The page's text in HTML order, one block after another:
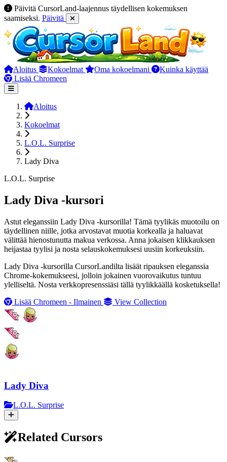
Päivitä CursorLand-laajennus täydellisen kokemuksen
saamiseksi. Päivitä
Aloitus Kokoelmat Oma kokoelmani
Kuinka käyttää
Lisää Chromeen
Aloitus
Kokoelmat
L.O.L. Surprise
Lady Diva
L.O.L. Surprise
Lady Diva -kursori
Astut eleganssiin Lady Diva -kursorilla! Tämä tyylikäs muotoilu on
täydellinen niille, jotka arvostavat muotia korkealla ja haluavat
välittää hienostunutta makua verkossa. Anna jokaisen klikkauksen
heijastaa tyylisi ja nosta selauskokemuksesi uusiin korkeuksiin.
Lady Diva -kursorilla CursorLandilta lisäät ripauksen eleganssia
Chrome-kokemukseesi, jolloin jokainen vuorovaikutus tuntuu
ylelliseltä. Nosta verkkopresenssiäsi tällä tyylikkäällä kosketuksella!
Lisää Chromeen - Ilmainen
View Collection
Lady Diva
L.O.L. Surprise
Related Cursors